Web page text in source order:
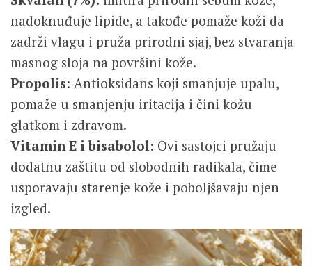
nadoknuđuje lipide, a takođe pomaže koži da
zadrži vlagu i pruža prirodni sjaj, bez stvaranja
masnog sloja na površini kože.
Propolis: Antioksidans koji smanjuje upalu,
pomaže u smanjenju iritacija i čini kožu
glatkom i zdravom.
Vitamin E i bisabolol: Ovi sastojci pružaju
dodatnu zaštitu od slobodnih radikala, čime
usporavaju starenje kože i poboljšavaju njen
izgled.